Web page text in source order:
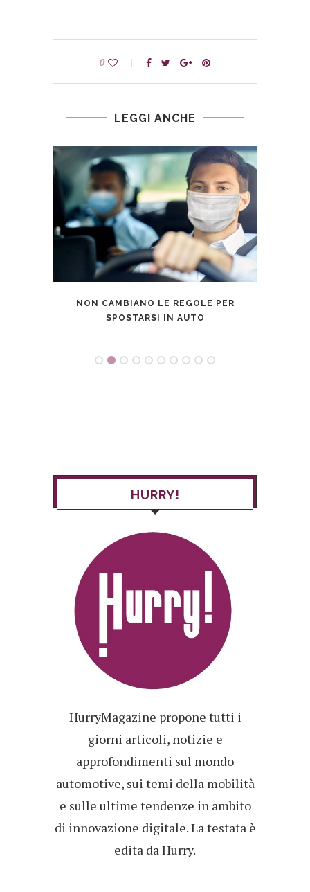
0
LEGGI ANCHE
NON CAMBIANO LE REGOLE PER
SPOSTARSI IN AUTO
HURRY!
HurryMagazine propone tutti i
giorni articoli, notizie e
approfondimenti sul mondo
automotive, sui temi della mobilità
e sulle ultime tendenze in ambito
di innovazione digitale. La testata è
edita da Hurry.